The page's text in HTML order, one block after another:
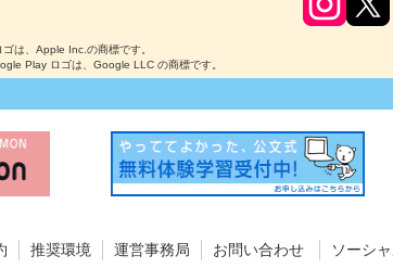
は、Apple Inc.の商標です。
Play ロゴは、Google LLC の商標です。
推奨環境 運営事務局 お問い合わせ ソーシ